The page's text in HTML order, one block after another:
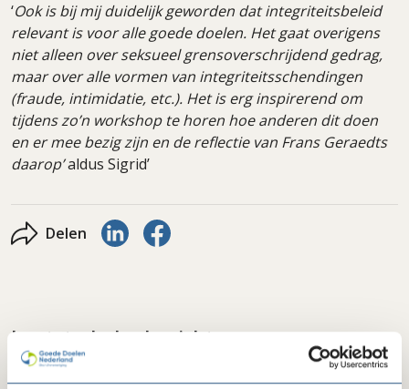
‘Ook is bij mij duidelijk geworden dat integriteitsbeleid
relevant is voor alle goede doelen. Het gaat overigens
niet alleen over seksueel grensoverschrijdend gedrag,
maar over alle vormen van integriteitsschendingen
(fraude, intimidatie, etc.). Het is erg inspirerend om
tijdens zo’n workshop te horen hoe anderen dit doen
en er mee bezig zijn en de reflectie van Frans Geraedts
daarop’aldus Sigrid’
Delen Delen via LinkedIn
Delen via Facebook
Laatste ledenberichten